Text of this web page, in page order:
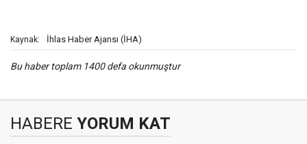
Kaynak: İhlas Haber Ajansı (İHA)
Bu haber toplam 1400 defa okunmuştur
HABERE YORUM KAT